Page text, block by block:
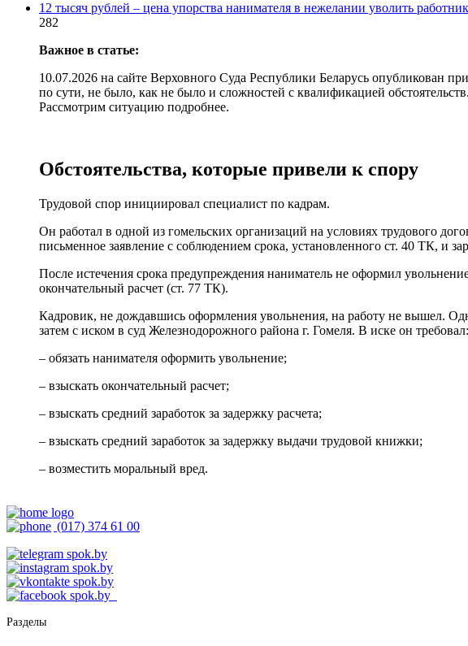
12 тысяч рублей – цена упорства нанимателя в нежелании уволить
282
Важное в статье:
10.07.2026 на сайте Верховного Суда Республики Беларусь опубликован
по сути, не было, как не было и сложностей с квалификацией
Рассмотрим ситуацию подробнее.
Обстоятельства, которые привели к спору
Трудовой спор инициировал специалист по кадрам.
Он работал в одной из гомельских организаций на условиях трудового
письменное заявление с соблюдением срока, установленного ст. 40 ТК, и
После истечения срока предупреждения наниматель не оформил
окончательный расчет (ст. 77 ТК).
Кадровик, не дождавшись оформления увольнения, на работу не вышел.
затем с иском в суд Железнодорожного района г. Гомеля. В иске он требовал:
– обязать нанимателя оформить увольнение;
– взыскать окончательный расчет;
– взыскать средний заработок за задержку расчета;
– взыскать средний заработок за задержку выдачи трудовой книжки;
– возместить моральный вред.
(017) 374 61 00
Разделы